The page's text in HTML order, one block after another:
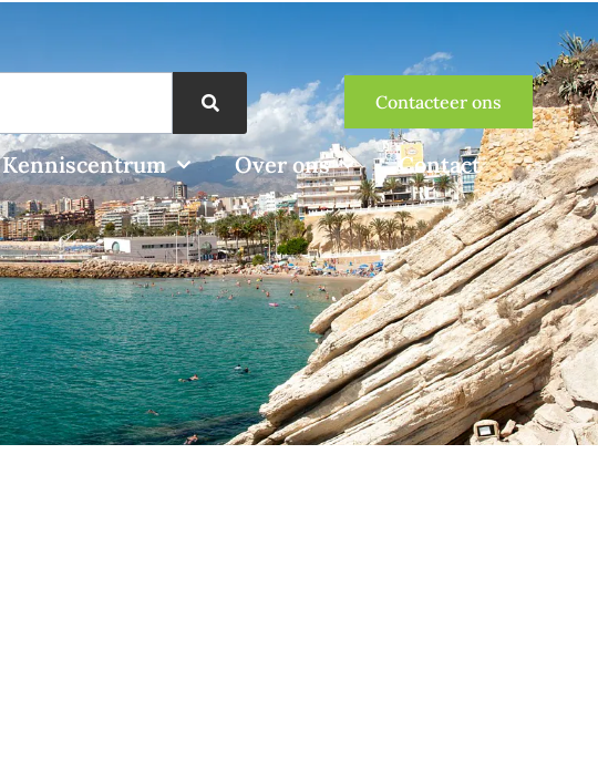
Contacteer ons
Kenniscentrum Over ons Contact